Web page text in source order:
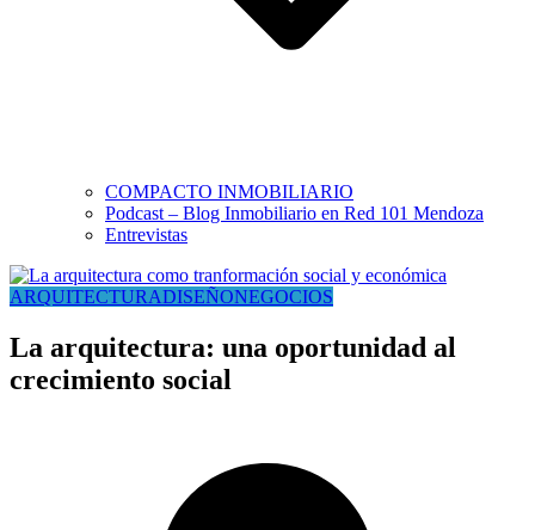
COMPACTO INMOBILIARIO
Podcast – Blog Inmobiliario en Red 101 Mendoza
Entrevistas
ARQUITECTURADISEÑONEGOCIOS
La arquitectura: una oportunidad al
crecimiento social